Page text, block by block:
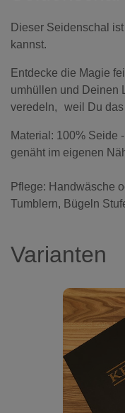
Dieser Seidenschal
kannst.
Entdecke die Magie
umhüllen und Deinen
veredeln, weil Du das
Material: 100% Seide
genäht im eigenen
Pflege: Handwäsche
Tumblern, Bügeln
Varianten